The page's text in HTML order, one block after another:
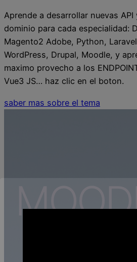
Aprende a desarrollar nuevas
dominio para cada especialidad:
Magento2 Adobe, Python,
WordPress, Drupal, Moodle, y
maximo provecho a los
Vue3 JS… haz clic en el boton.
saber mas sobre el tema